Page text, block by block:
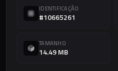
IDENTIFICAÇÃO
#10665261
TAMANHO
14.49 MB